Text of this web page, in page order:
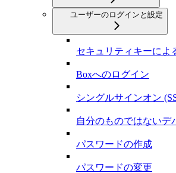
ユーザーのログインと設定
セキュリティキーによ
Boxへのログイン
シングルサインオン
自分のものではないデ
パスワードの作成
パスワードの変更